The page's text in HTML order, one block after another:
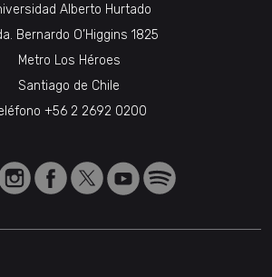
Alberto Hurtado
Bernardo O’Higgins 1825
Metro Los Héroes
Santiago de Chile
+56 2 2692 0200